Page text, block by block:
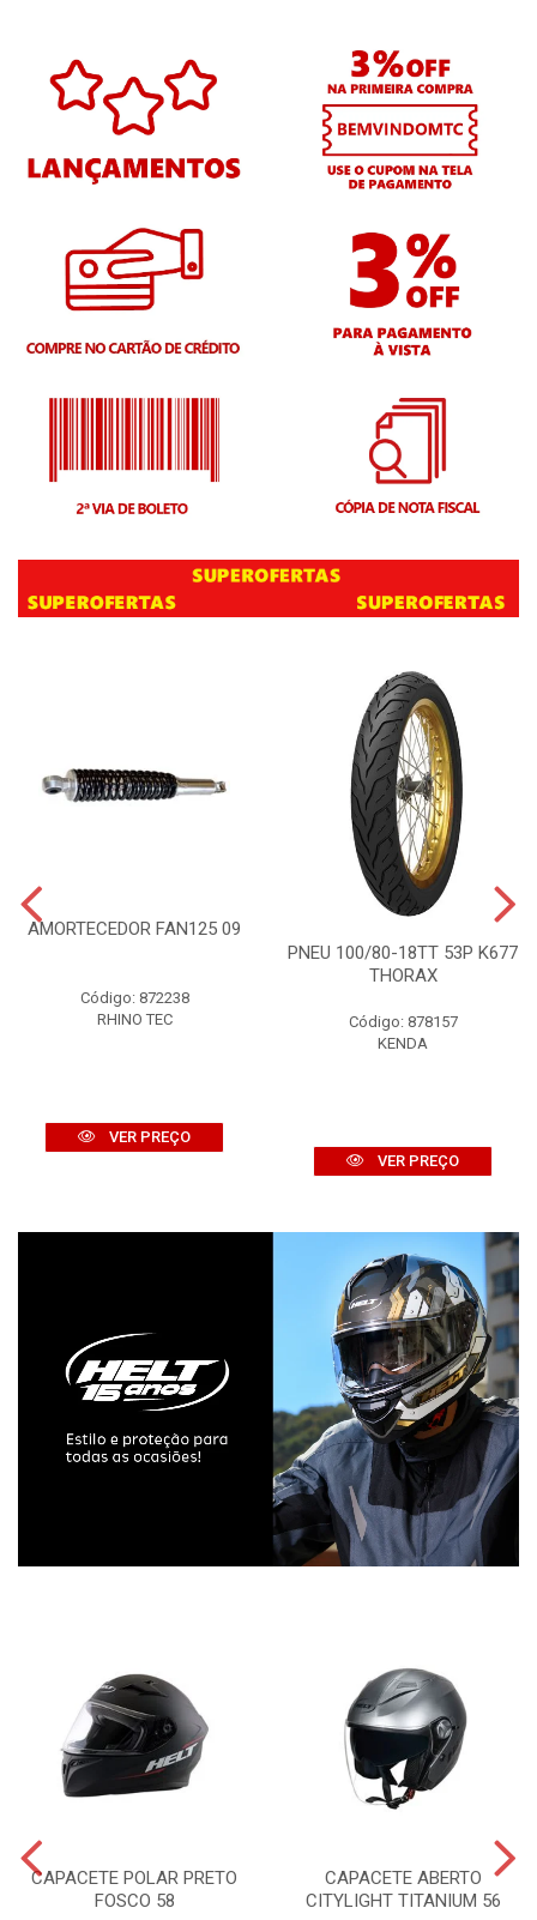
AMORTECEDOR FAN125 09
Código: 872238
RHINO TEC
VER PREÇO
PNEU 100/80-18TT 53P K677
THORAX
Código: 878157
KENDA
VER PREÇO
CAPACETE POLAR PRETO
FOSCO 58
CAPACETE ABERTO
CITYLIGHT TITANIUM 56